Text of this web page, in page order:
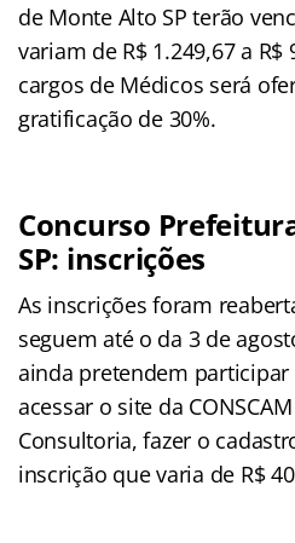
de Monte Alto SP terão
variam de R$ 1.249,67 a R$
cargos de Médicos será
gratificação de 30%.
Concurso
SP: inscrições
As inscrições foram
seguem até o da 3 de
ainda pretendem participar
acessar o site da
Consultoria, fazer o
inscrição que varia de R$